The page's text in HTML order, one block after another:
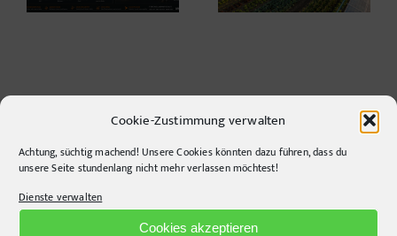
Cookie-Zustimmung verwalten
Achtung, süchtig machend! Unsere Cookies könnten dazu führen, dass du
unsere Seite stundenlang nicht mehr verlassen möchtest!
Dienste verwalten
Cookies akzeptieren
CONTACT INFO
pr-ide